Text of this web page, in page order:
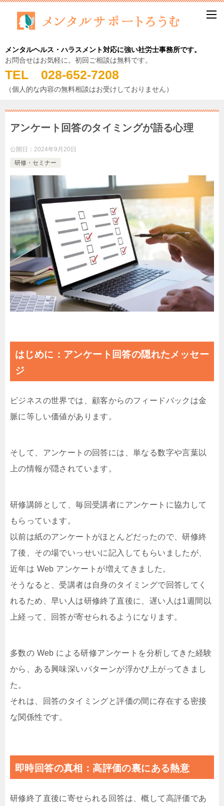
メンタルヘルス・ハラスメント対応に強い社労士事務所です。
お問合せはお気軽に。初回ご相談は無料です。
TEL 028-652-7208
（個人的な内容の無料相談はお受けしておりません）
アンケート回答のタイミングが語る心理
公開日： 2024年9月20日
研修・セミナー
はじめに：アンケート回答の隠れたメッセー
ジ
ビジネスの世界では、顧客からのフィードバックは金
脈に等しい価値があります。
そして、アンケートの回答には、単なる数字や言葉以
上の情報が隠されています。
研修講師として、毎回受講者にアンケートに協力して
もらっています。
以前は紙のアンケートがほとんどだったので、研修終
了後、その場でいっせいに記入してもらいましたが、
近年は Web アンケートが増えてきました。
そうなると、受講者は自身のタイミングで回答してく
れるため、早い人は研修終了直後に、遅い人は1週間以
上経って、回答が寄せられるようになります。
多数の Web による研修アンケートを分析してきた経験
から、ある興味深いパターンが浮かび上がってきまし
た。
それは、回答のタイミングと評価の間に存在する密接
な関係性です。
即時回答の真相：高評価の裏にある熱意
研修終了直後に寄せられる回答は、概して高評価であ